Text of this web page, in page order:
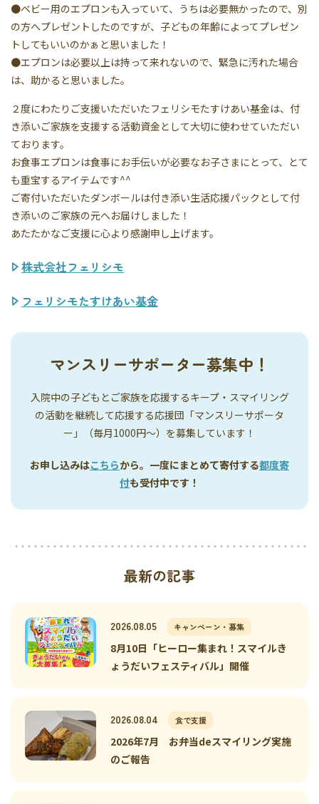
●ベビー用のエプロンも入っていて、うちは必要無かったので、別
の方へプレゼントしたのですが、子どもの年齢によってプレゼン
トしてもいいのかぁと思いました！
●エプロンは必要以上は持って来れないので、緊急に汚れた場合
は、助かると思いました。
２度にわたりご支援いただいたフェリシモたすけあい基金は、付
き添いご家族を支援する活動資金として大切に使わせていただい
ております。
お食事エプロンは食事にお手伝いが必要なお子さまにとって、とて
も重宝するアイテムです^^
ご寄付いただいたダンボールは付き添い生活応援パックとして付
き添いのご家族の元へお届けしました！
あたたかなご支援に心より感謝申し上げます。
株式会社フェリシモ
フェリシモたすけあい基金
マンスリーサポーター募集中！
入院中の子どもとご家族を応援するキープ・スマイリング
の活動を継続して応援する応援団「マンスリーサポータ
ー」（毎月1000円〜）を募集しています！
お申し込みはこちらから。一度にまとめて寄付する都度寄
付も受付中です！
最新の記事
2026.08.05 キャンペーン・募集
8月10日「ヒーロー集まれ！スマイルき
ょうだいフェスティバル」開催
2026.08.04 食で支援
2026年7月 お弁当deスマイリング実施
のご報告